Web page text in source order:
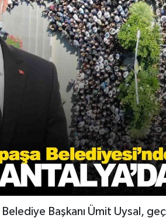
Başkanı Ümit Uysal,